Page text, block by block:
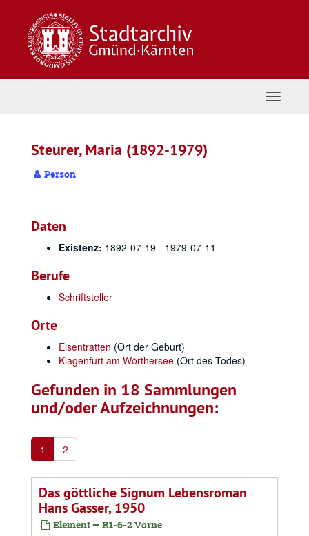
springen
Steurer, Maria (1892-1979)
Person
Daten
Existenz: 1892-07-19 - 1979-07-11
Berufe
Schriftsteller
Orte
Eisentratten (Ort der Geburt)
Klagenfurt am Wörthersee (Ort des Todes)
Gefunden in 18 Sammlungen
und/oder Aufzeichnungen:
1 2
Das göttliche Signum Lebensroman
Hans Gasser, 1950
Element — R1-6-2 Vorne